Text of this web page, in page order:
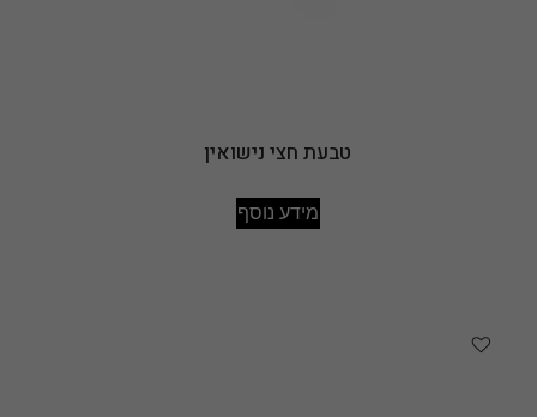
טבעת חצי נישואין
מידע נוסף